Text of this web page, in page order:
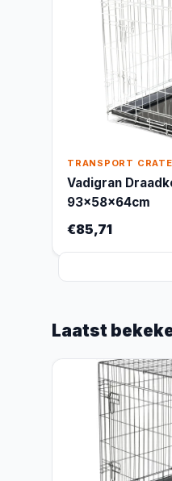
TRANSPORT
Vadigran
93x58x64cm
€85,71
Laatst